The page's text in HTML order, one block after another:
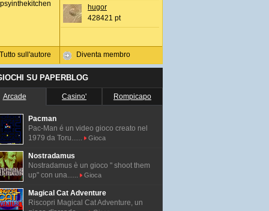
Tutto sull'autore
hugor
428421 pt
Diventa membro
SU PAPERBLOG
Arcade Casino' Rompicapo
Pacman
Pac-Man é un video gioco creato nel
1979 da Toru......
Gioca
Nostradamus
Nostradamus è un gioco " shoot them
up" con una......
Gioca
Magical Cat Adventure
Riscopri Magical Cat Adventure, un